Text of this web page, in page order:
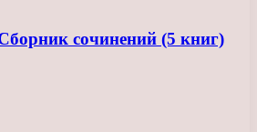
сочинений (5 книг)